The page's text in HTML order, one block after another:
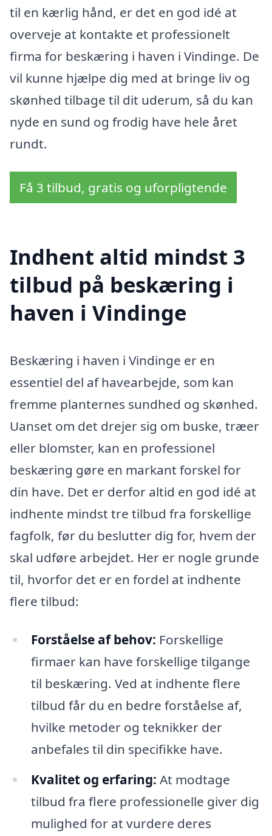
til en kærlig hånd, er det en god idé at
overveje at kontakte et professionelt
firma for beskæring i haven i Vindinge. De
vil kunne hjælpe dig med at bringe liv og
skønhed tilbage til dit uderum, så du kan
nyde en sund og frodig have hele året
rundt.
Få 3 tilbud, gratis og uforpligtende
Indhent altid mindst 3
tilbud på beskæring i
haven i Vindinge
Beskæring i haven i Vindinge er en
essentiel del af havearbejde, som kan
fremme planternes sundhed og skønhed.
Uanset om det drejer sig om buske, træer
eller blomster, kan en professionel
beskæring gøre en markant forskel for
din have. Det er derfor altid en god idé at
indhente mindst tre tilbud fra forskellige
fagfolk, før du beslutter dig for, hvem der
skal udføre arbejdet. Her er nogle grunde
til, hvorfor det er en fordel at indhente
flere tilbud:
Forståelse af behov: Forskellige
firmaer kan have forskellige tilgange
til beskæring. Ved at indhente flere
tilbud får du en bedre forståelse af,
hvilke metoder og teknikker der
anbefales til din specifikke have.
Kvalitet og erfaring: At modtage
tilbud fra flere professionelle giver dig
mulighed for at vurdere deres